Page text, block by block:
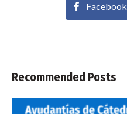
Facebook
Recommended Posts